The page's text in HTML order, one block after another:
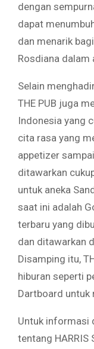
dengan
dapat
dan menarik
Rosdiana dalam
Selain
THE PUB juga
Indonesia yang
cita rasa yang
appetizer
ditawarkan
untuk aneka
saat ini adalah
terbaru yang
dan ditawarkan
Disamping itu,
hiburan seperti
Dartboard untuk
Untuk informasi
tentang HARRIS